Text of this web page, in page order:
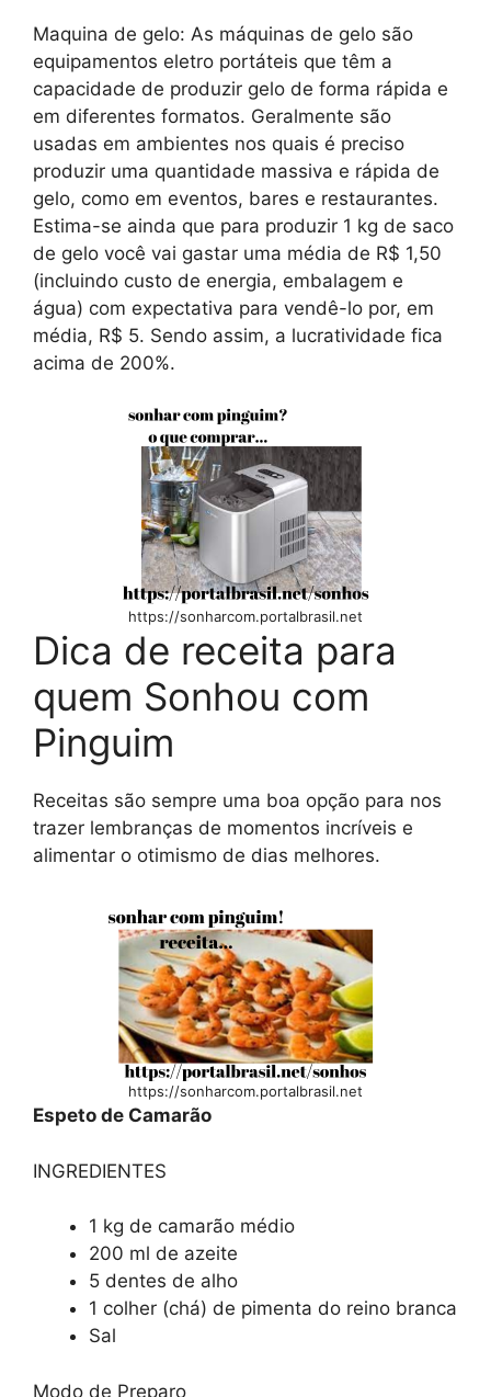
Maquina de gelo: As máquinas de gelo são
equipamentos eletro portáteis que têm a
capacidade de produzir gelo de forma rápida e
em diferentes formatos. Geralmente são
usadas em ambientes nos quais é preciso
produzir uma quantidade massiva e rápida de
gelo, como em eventos, bares e restaurantes.
Estima-se ainda que para produzir 1 kg de saco
de gelo você vai gastar uma média de R$ 1,50
(incluindo custo de energia, embalagem e
água) com expectativa para vendê-lo por, em
média, R$ 5. Sendo assim, a lucratividade fica
acima de 200%.
https://sonharcom.portalbrasil.net
Dica de receita para
quem Sonhou com
Pinguim
Receitas são sempre uma boa opção para nos
trazer lembranças de momentos incríveis e
alimentar o otimismo de dias melhores.
https://sonharcom.portalbrasil.net
Espeto de Camarão
INGREDIENTES
1 kg de camarão médio
200 ml de azeite
5 dentes de alho
1 colher (chá) de pimenta do reino branca
Sal
Modo de Preparo